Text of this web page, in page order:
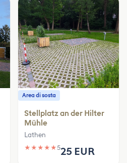
Area di sosta
Stellplatz an der Hilter
Mühle
Lathen
★ ★ ★ ★ ★525 EUR